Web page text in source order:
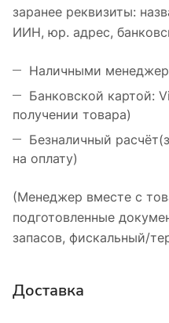
заранее реквизиты:
ИИН, юр. адрес,
Наличными
Банковской картой:
получении товара)
Безналичный
на оплату)
(Менеджер вместе с
подготовленные
запасов, фискальный/
Доставка